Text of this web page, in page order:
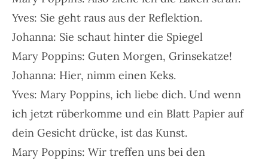
Yves: Sie geht raus aus der Reflektion.
Johanna: Sie schaut hinter die Spiegel
Mary Poppins: Guten Morgen, Grinsekatze!
Johanna: Hier, nimm einen Keks.
Yves: Mary Poppins, ich liebe dich. Und wenn
ich jetzt rüberkomme und ein Blatt Papier auf
dein Gesicht drücke, ist das Kunst.
Mary Poppins: Wir treffen uns bei den